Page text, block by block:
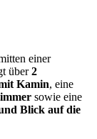
einer
über2
Kamin, eine
sowie eine
Blick auf die